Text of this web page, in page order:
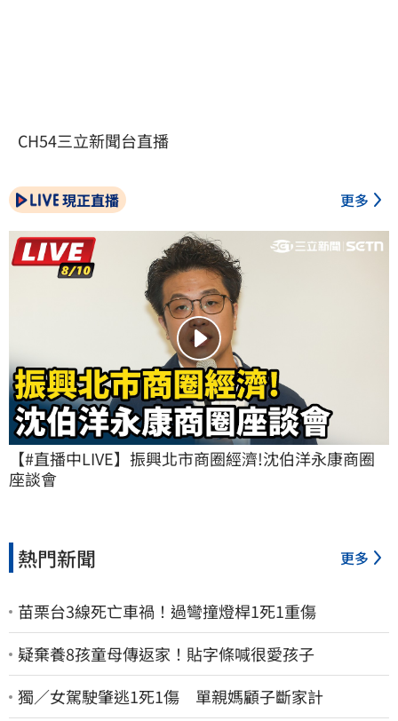
CH54三立新聞台直播
現正直播 更多
【#直播中LIVE】振興北市商圈經濟!沈伯洋永康商圈
座談會
熱門新聞 更多
苗栗台3線死亡車禍！過彎撞燈桿1死1重傷
疑棄養8孩童母傳返家！貼字條喊很愛孩子
獨／女駕駛肇逃1死1傷 單親媽顧子斷家計